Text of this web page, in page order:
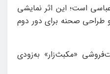
است؛ این اثر نمایشی
و طراحی صحنه برای دور دوم
«مکبث‌زار» به‌زودی